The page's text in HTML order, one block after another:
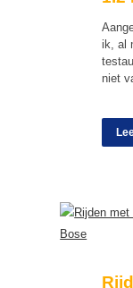
ik, al
niet